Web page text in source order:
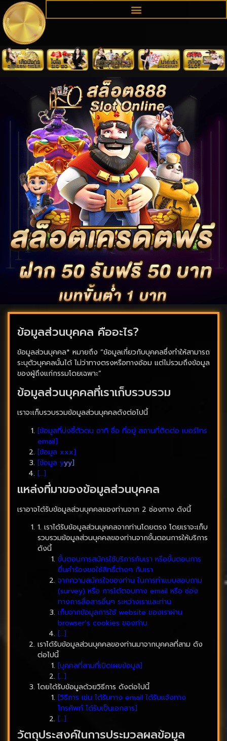
ข้อมูลส่วนบุคคล คืออะไร?
ข้อมูลส่วนบุคคล* หมายถึง “ข้อมูลเกี่ยวกับบุคคลซึ่งทำให้สามารถ
ระบุตัวบุคคลนั้นได้ ไม่ว่าทางตรงหรือทางอ้อม แต่ไม่รวมถึงข้อมูล
ของผู้ถึงแก่กรรมโดยเฉพาะ”
ข้อมูลส่วนบุคคลที่เราเก็บรวบรวม
เราจะเก็บรวบรวมข้อมูลส่วนบุคคลดังต่อไปนี้
[ข้อมูลที่บ่งชี้ตัวตน อาทิ ชื่อ ที่อยู่ สถานที่ติดต่อ เบอร์โทร
email]
[ข้อมูล xxx]
[ข้อมูล yyy]
[…]
แหล่งที่มาของข้อมูลส่วนบุคคล
เราอาจได้รับข้อมูลส่วนบุคคลของท่านจาก 2 ช่องทาง ดังนี้
1. เราได้รับข้อมูลส่วนบุคคลจากท่านโดยตรง โดยเราจะเก็บ
รวบรวมข้อมูลส่วนบุคคลของท่านจากขั้นตอนการให้บริการ
ดังนี้
ขั้นตอนการสมัครใช้บริการกับเรา หรือขั้นตอนการ
ยื่นคำร้องขอใช้สิทธิ์ต่างๆ กับเรา
จากความสมัครใจของท่าน ในการทำแบบสอบถาม
(survey) หรือ การโต้ตอบทาง email หรือ ช่อง
ทางการสื่อสารอื่นๆ ระหว่างเราและท่าน
เก็บจากข้อมูลการใช้ website ของเราผ่าน
browser’s cookies ของท่าน
[…]
เราได้รับข้อมูลส่วนบุคคลของท่านมาจากบุคคลที่สาม ดัง
ต่อไปนี้
[บุคคลที่สามที่เปิดเผยข้อมูล]
[…]
โดยได้รับข้อมูลด้วยวิธีการ ดังต่อไปนี้
[วิธีการ เช่น ได้รับทาง email ได้รับแจ้งทาง
โทรศัพท์ ได้รับเป็นเอกสาร]
[…]
วัตถุประสงค์ในการประมวลผลข้อมูล